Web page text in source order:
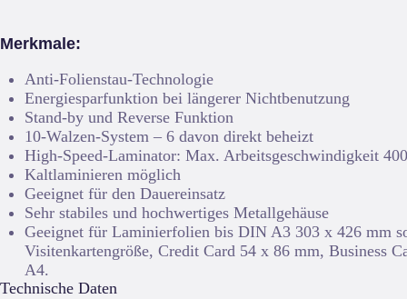
Merkmale:
Anti-Folienstau-Technologie
Energiesparfunktion bei längerer Nichtbenutzung
Stand-by und Reverse Funktion
10-Walzen-System – 6 davon direkt beheizt
High-Speed-Laminator: Max. Arbeitsgeschwindigkeit
Kaltlaminieren möglich
Geeignet für den Dauereinsatz
Sehr stabiles und hochwertiges Metallgehäuse
Geeignet für Laminierfolien bis DIN A3 303 x 426 mm
Visitenkartengröße, Credit Card 54 x 86 mm,
A4.
Technische Daten